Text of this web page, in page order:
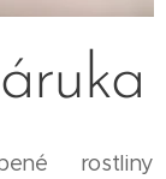
rostliny